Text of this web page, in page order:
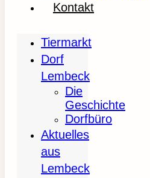
Kontakt
Tiermarkt
Dorf
Lembeck
Die
Geschichte
Dorfbüro
Aktuelles
aus
Lembeck